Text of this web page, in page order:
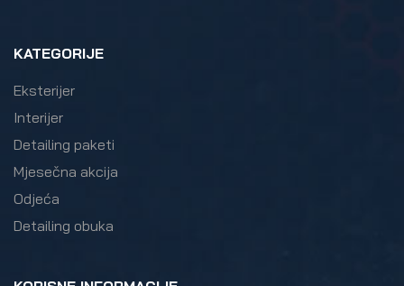
KATEGORIJE
Eksterijer
Interijer
Detailing paketi
Mjesečna akcija
Odjeća
Detailing obuka